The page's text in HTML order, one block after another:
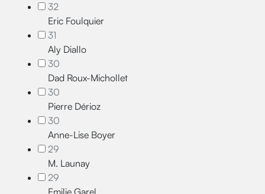
32
Eric Foulquier
31
Aly Diallo
30
Dad Roux-Michollet
30
Pierre Dérioz
30
Anne-Lise Boyer
29
M. Launay
29